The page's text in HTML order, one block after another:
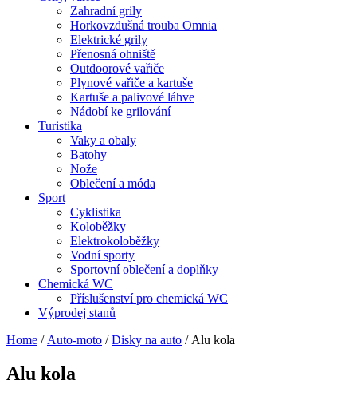
Zahradní grily
Horkovzdušná trouba Omnia
Elektrické grily
Přenosná ohniště
Outdoorové vařiče
Plynové vařiče a kartuše
Kartuše a palivové láhve
Nádobí ke grilování
Turistika
Vaky a obaly
Batohy
Nože
Oblečení a móda
Sport
Cyklistika
Koloběžky
Elektrokoloběžky
Vodní sporty
Sportovní oblečení a doplňky
Chemická WC
Příslušenství pro chemická WC
Výprodej stanů
Home / Auto-moto /Disky na auto / Alu kola
Alu kola